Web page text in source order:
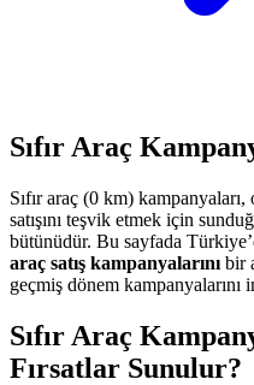
Sıfır Araç
Sıfır araç (0 km)
satışını teşvik etmek için
bütünüdür. Bu sayfada
araç satış kampanyalarını bir
geçmiş dönem kampanyalarını
Sıfır Araç
Fırsatlar Sunulur?